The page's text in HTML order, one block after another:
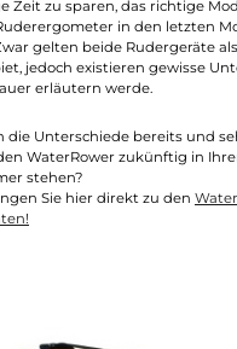
ich zu beantworten, welcher
für den Heimgebrauch ist.
Zeit zu sparen, das
Ruderergometer in den
Zwar gelten beide
erläutern werde.
die Unterschiede bereits
den WaterRower zukünftig